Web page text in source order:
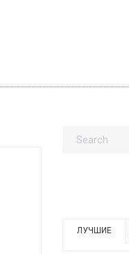
ЛУЧШИЕ